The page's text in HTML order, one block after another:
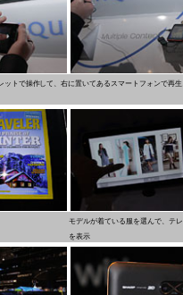
トで操作して、右に置いてあるスマートフォンで再
モデルが着ている服を選んで、テ
を表示